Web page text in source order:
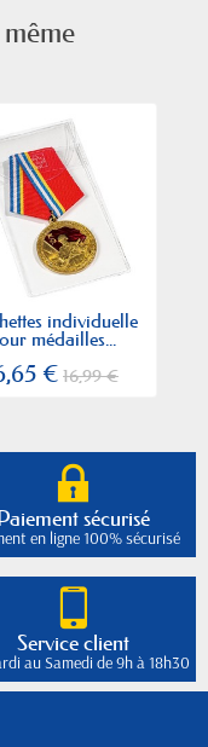
individuelle
médailles...
€ 16,99 €
sécurisé
en ligne 100% sécurisé
Service client
au Samedi de 9h à 18h30